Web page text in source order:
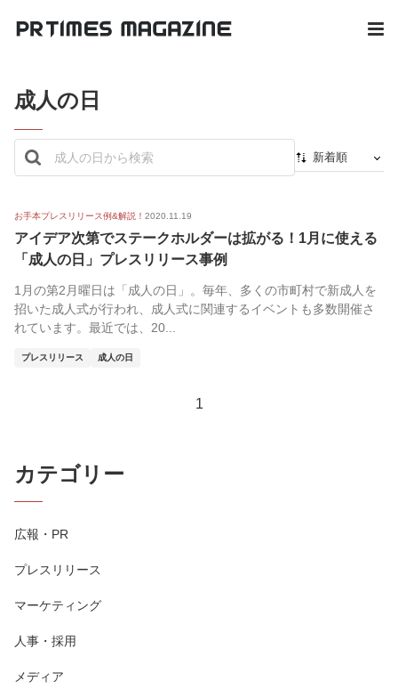
成人の日
新着順
人気順
お手本プレスリリース例&解説！ 2020.11.19
アイデア次第でステークホルダーは拡がる！1月に使える
「成人の日」プレスリリース事例
1月の第2月曜日は「成人の日」。毎年、多くの市町村で新成人を
招いた成人式が行われ、成人式に関連するイベントも多数開催さ
れています。最近では、20...
プレスリリース 成人の日
1
カテゴリー
広報・PR
プレスリリース
マーケティング
人事・採用
メディア